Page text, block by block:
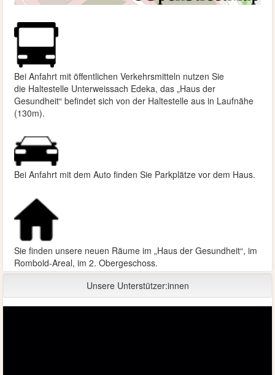
Bei Anfahrt mit öffentlichen Verkehrsmitteln nutzen Sie
die Haltestelle Unterweissach Edeka, das „Haus der
Gesundheit“ befindet sich von der Haltestelle aus in Laufnähe
(130m).
Bei Anfahrt mit dem Auto finden Sie Parkplätze vor dem Haus.
Sie finden unsere neuen Räume im „Haus der Gesundheit“, im
Rombold-Areal, im 2. Obergeschoss.
Unsere Unterstützer:innen